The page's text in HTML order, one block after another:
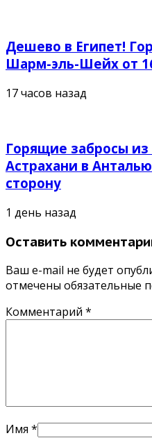
Дешево в Египет!
Шарм-эль-Шейх от
17 часов назад
Горящие забросы
Астрахани в
сторону
1 день назад
Оставить
Ваш e-mail не будет
отмечены обязательные
Комментарий *
Имя *